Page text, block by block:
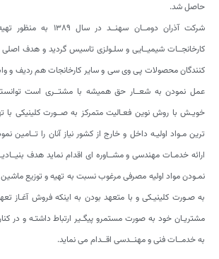
حاصل شد.
شرکت آذران دومــان
کارخانجــات شیمیــایی و سلـولزی تاسیس گردید و هدف اصلی
کنندگان محصولات پی وی سی و سایر کارخانجات هم ردیف و
عمل نمودن به شعــار حق همیشه با مشتــری است
خویـش با روش نوین فعـالیت متمرکز به صــورت کلینیکی با
ترین مـواد اولیـه داخل و خارج از کشور نیاز آنان را تــامین
ارائه خدمـات مهندسی و مشــاوره ای اقدام نماید هدف
نمـودن مواد اولیه مصرفی مرغوب نسبت به تهیه و توزیع ماشین
به صـورت کلینیـکی و با متعهد بودن به اینکه فروش آغـاز
مشتریـان خود به صورت مستمرو پیگـیر ارتباط داشتـه و
به خدمــات فنی و مهنــدسی اقــدام می نماید.